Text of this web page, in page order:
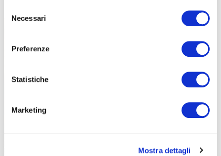
delNecessari
Preferenze
Statistiche
Marketing
Mostra dettagli